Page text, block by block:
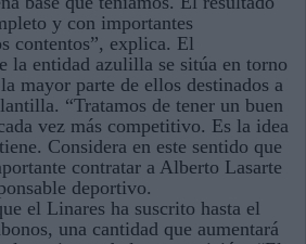
y con importantes
contentos”, explica. El
la entidad azulilla se sitúa en torno
mayor parte de ellos destinados a
“Tratamos de tener un buen
vez más competitivo. Es la idea
Considera en este sentido que
contratar a Alberto Lasarte
deportivo.
el Linares ha suscrito hasta el
una cantidad que aumentará